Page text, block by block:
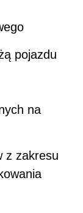
pojazdu
na
z zakresu